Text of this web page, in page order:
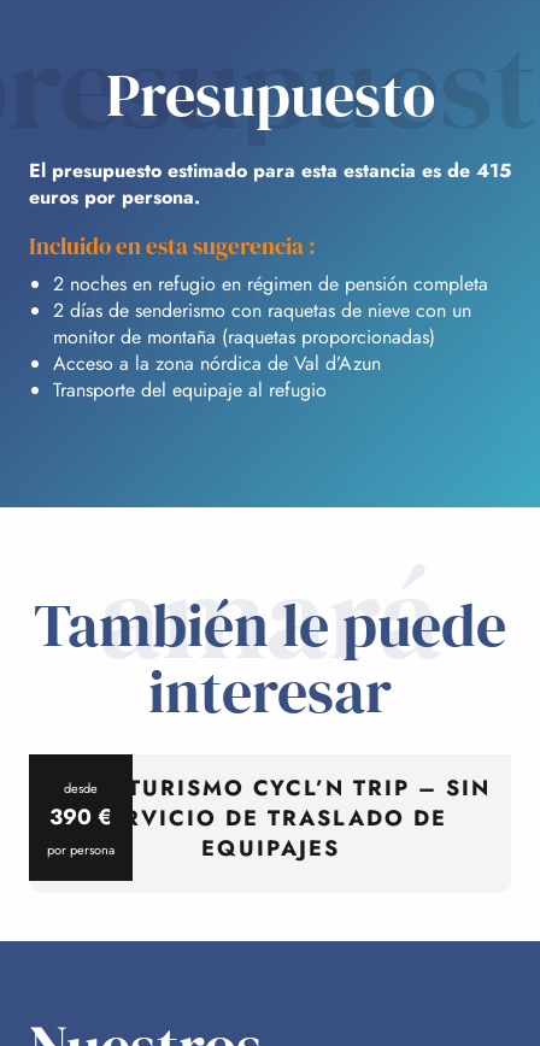
Presupuesto
El presupuesto estimado para esta estancia es de 415
euros por persona.
Incluido en esta sugerencia :
2 noches en refugio en régimen de pensión completa
2 días de senderismo con raquetas de nieve con un
monitor de montaña (raquetas proporcionadas)
Acceso a la zona nórdica de Val d’Azun
Transporte del equipaje al refugio
amará
También le puede
interesar
desde
390€
por persona
CICLOTURISMO CYCL’N TRIP – SIN
SERVICIO DE TRASLADO DE
EQUIPAJES